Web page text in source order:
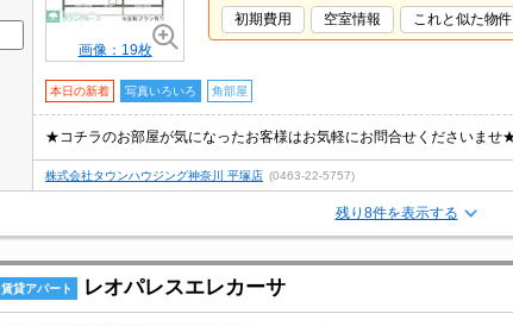
画像：19枚
初期費用
空室情報 これと似た物件
本日の新着 写真いろいろ 角部屋
株式会社タウンハウジング神奈川 平塚店 (0463-22-5757)
残り8件を表示する
賃貸アパート レオパレスエレカーサ